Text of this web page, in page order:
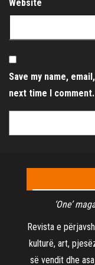
Website
Save my name,
next time I comment.
‘One’
Revista e
kulturë, art,
së vendit dhe